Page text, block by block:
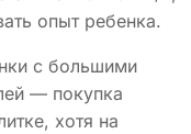
опыт ребенка.
с большими
— покупка
хотя на